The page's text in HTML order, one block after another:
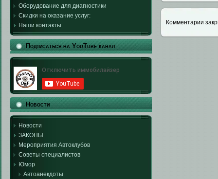
Оборудование для диагностики
Скидки на оказание услуг:
Наши контакты
Подписаться на YouTube канал
Новости
Новости
ЗАКОНЫ
Мероприятия Автоклубов
Советы специалистов
Юмор
Автоанекдоты
Комментарии